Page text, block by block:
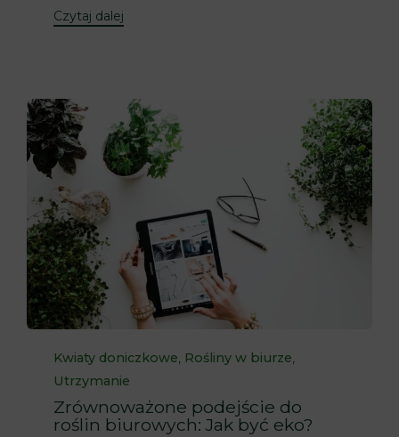
Czytaj dalej
Category
Kwiaty doniczkowe, Rośliny w biurze,
Utrzymanie
Zrównoważone podejście do
roślin biurowych: Jak być eko?